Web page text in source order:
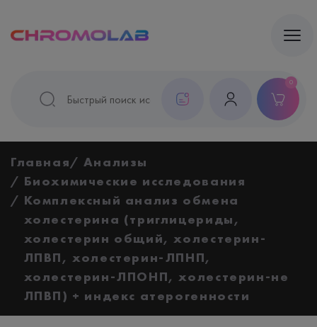
0
Главная
Анализы
Биохимические исследования
Комплексный анализ обмена
холестерина (триглицериды,
холестерин общий, холестерин-
ЛПВП, холестерин-ЛПНП,
холестерин-ЛПОНП, холестерин-не
ЛПВП) + индекс атерогенности